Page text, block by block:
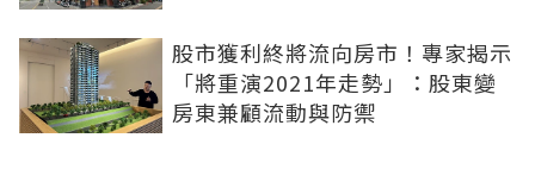
股市獲利終將流向房市！專家揭示
「將重演2021年走勢」：股東變
房東兼顧流動與防禦